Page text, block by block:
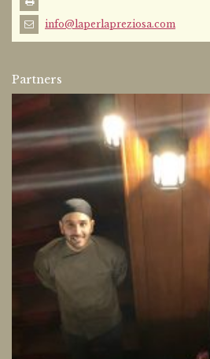
info@laperlapreziosa.com
Partners